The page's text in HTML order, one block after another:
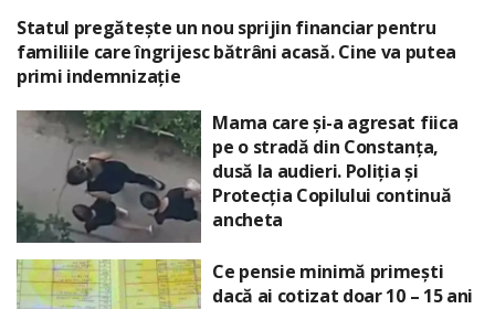
Statul pregătește un nou sprijin financiar pentru
familiile care îngrijesc bătrâni acasă. Cine va putea
primi indemnizație
Mama care și-a agresat fiica
pe o stradă din Constanța,
dusă la audieri. Poliția și
Protecția Copilului continuă
ancheta
Ce pensie minimă primești
dacă ai cotizat doar 10 – 15 ani